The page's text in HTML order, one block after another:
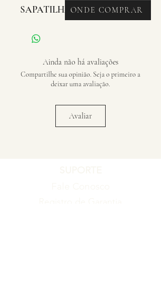
SAPATILHAS - ROAD
Ainda não há avaliações
Compartilhe sua opinião. Seja o primeiro a
deixar uma avaliação.
Avaliar
ONDE COMPRAR